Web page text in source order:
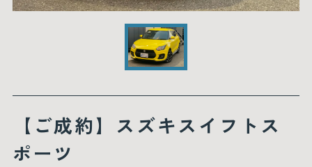
【ご成約】スズキスイフトス
ポーツ